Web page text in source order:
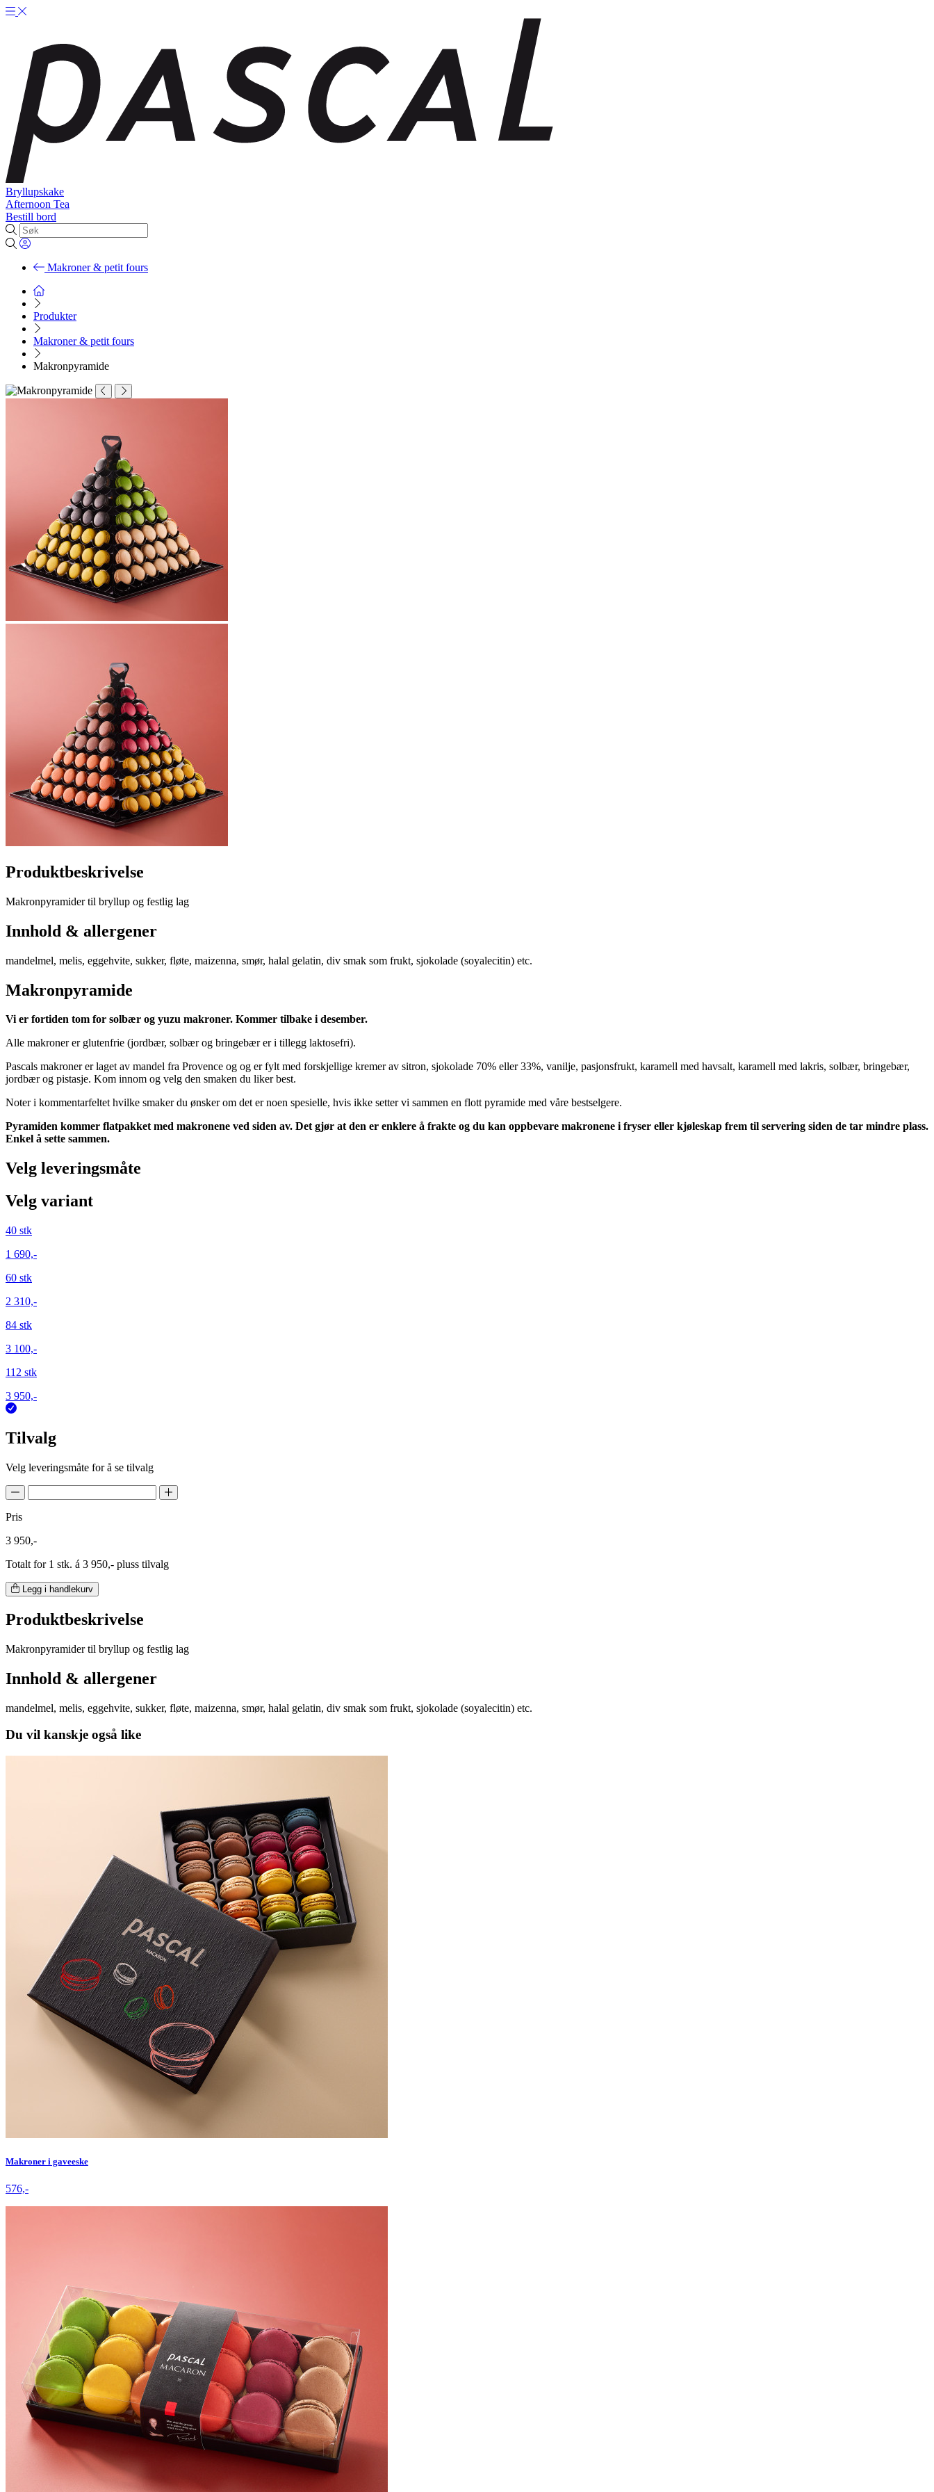
Bryllupskake
Afternoon Tea
Bestill bord
Makroner & petit fours
Produkter
Makroner & petit fours
Makronpyramide
Produktbeskrivelse
Makronpyramider til bryllup og festlig lag
Innhold & allergener
mandelmel, melis, eggehvite, sukker, fløte, maizenna, smør, halal gelatin, div smak som frukt, sjokolade (soyalecitin) etc.
Makronpyramide
Vi er fortiden tom for solbær og yuzu makroner. Kommer tilbake i desember.
Alle makroner er glutenfrie (jordbær, solbær og bringebær er i tillegg laktosefri).
Pascals makroner er laget av mandel fra Provence og og er fylt med forskjellige kremer av sitron, sjokolade 70% eller 33%, vanilje, pasjonsfrukt, karamell med havsalt, karamell med lakris, solbær, bringebær,
jordbær og pistasje. Kom innom og velg den smaken du liker best.
Noter i kommentarfeltet hvilke smaker du ønsker om det er noen spesielle, hvis ikke setter vi sammen en flott pyramide med våre bestselgere.
Pyramiden kommer flatpakket med makronene ved siden av. Det gjør at den er enklere å frakte og du kan oppbevare makronene i fryser eller kjøleskap frem til servering siden de tar mindre plass.
Enkel å sette sammen.
Velg leveringsmåte
Velg variant
40 stk
1 690,-
60 stk
2 310,-
84 stk
3 100,-
112 stk
3 950,-
Tilvalg
Velg leveringsmåte for å se tilvalg
Pris
3 950,-
Totalt for 1 stk. á 3 950,- pluss tilvalg
Legg i handlekurv
Produktbeskrivelse
Makronpyramider til bryllup og festlig lag
Innhold & allergener
mandelmel, melis, eggehvite, sukker, fløte, maizenna, smør, halal gelatin, div smak som frukt, sjokolade (soyalecitin) etc.
Du vil kanskje også like
Makroner i gaveeske
576,-